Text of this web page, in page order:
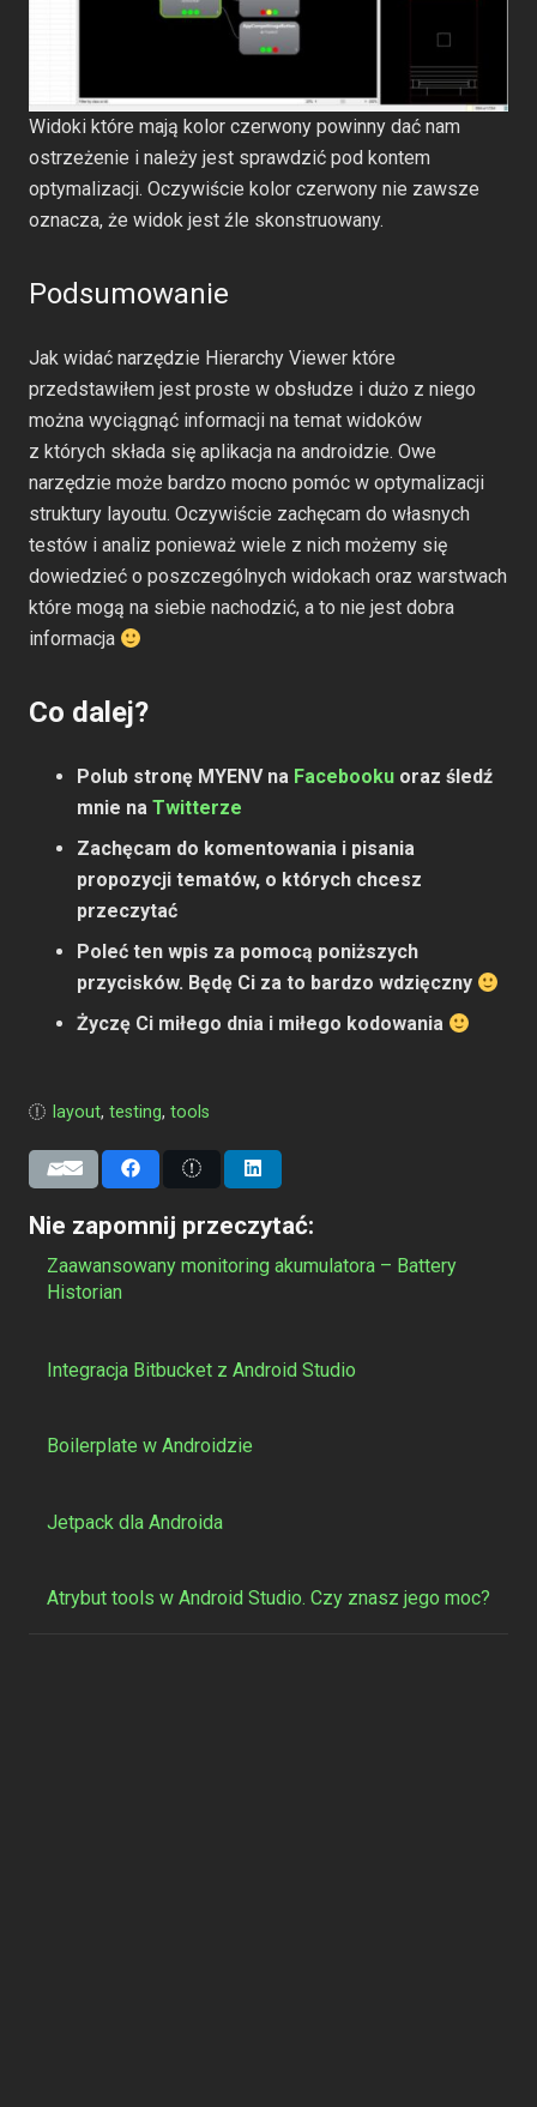
Widoki które mają kolor czerwony powinny dać nam
ostrzeżenie i należy jest sprawdzić pod kontem
optymalizacji. Oczywiście kolor czerwony nie zawsze
oznacza, że widok jest źle skonstruowany.
Podsumowanie
Jak widać narzędzie Hierarchy Viewer które
przedstawiłem jest proste w obsłudze i dużo z niego
można wyciągnąć informacji na temat widoków
z których składa się aplikacja na androidzie. Owe
narzędzie może bardzo mocno pomóc w optymalizacji
struktury layoutu. Oczywiście zachęcam do własnych
testów i analiz ponieważ wiele z nich możemy się
dowiedzieć o poszczególnych widokach oraz warstwach
które mogą na siebie nachodzić, a to nie jest dobra
informacja
Co dalej?
Polub stronę MYENV na Facebooku oraz śledź
mnie na Twitterze
Zachęcam do komentowania i pisania
propozycji tematów, o których chcesz
przeczytać
Poleć ten wpis za pomocą poniższych
przycisków. Będę Ci za to bardzo wdzięczny
Życzę Ci miłego dnia i miłego kodowania
layout,testing,tools
Nie zapomnij przeczytać:
Zaawansowany monitoring akumulatora – Battery
Historian
Integracja Bitbucket z Android Studio
Boilerplate w Androidzie
Jetpack dla Androida
Atrybut tools w Android Studio. Czy znasz jego moc?